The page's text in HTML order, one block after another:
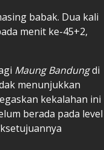
babak. Dua kali
menit ke-45+2,
Maung Bandungdi
menunjukkan
kekalahan ini
berada pada level